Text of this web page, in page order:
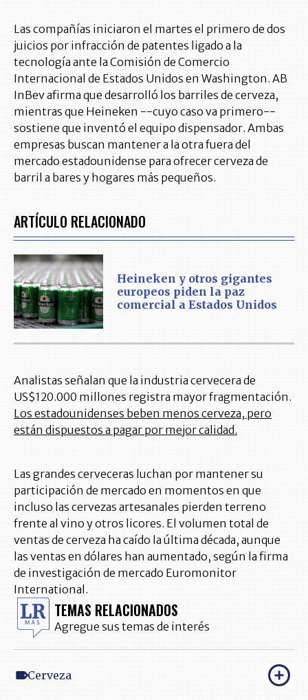
Las compañías iniciaron el martes el primero de dos
juicios por infracción de patentes ligado a la
tecnología ante la Comisión de Comercio
Internacional de Estados Unidos en Washington. AB
InBev afirma que desarrolló los barriles de cerveza,
mientras que Heineken --cuyo caso va primero--
sostiene que inventó el equipo dispensador. Ambas
empresas buscan mantener a la otra fuera del
mercado estadounidense para ofrecer cerveza de
barril a bares y hogares más pequeños.
ARTÍCULO RELACIONADO
Heineken y otros gigantes
europeos piden la paz
comercial a Estados Unidos
Analistas señalan que la industria cervecera de
US$120.000 millones registra mayor fragmentación.
Los estadounidenses beben menos cerveza, pero
están dispuestos a pagar por mejor calidad.
Las grandes cerveceras luchan por mantener su
participación de mercado en momentos en que
incluso las cervezas artesanales pierden terreno
frente al vino y otros licores. El volumen total de
ventas de cerveza ha caído la última década, aunque
las ventas en dólares han aumentado, según la firma
de investigación de mercado Euromonitor
International.
TEMAS RELACIONADOS
Agregue sus temas de interés
Cerveza